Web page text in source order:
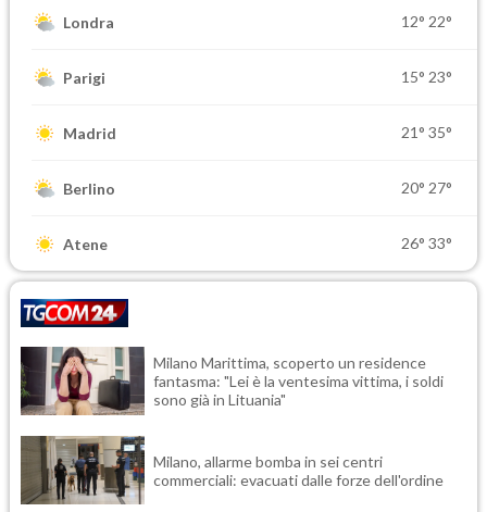
Londra 12° 22°
Parigi 15° 23°
Madrid 21° 35°
Berlino 20° 27°
Atene 26° 33°
Milano Marittima, scoperto un residence
fantasma: "Lei è la ventesima vittima, i soldi
sono già in Lituania"
Milano, allarme bomba in sei centri
commerciali: evacuati dalle forze dell'ordine